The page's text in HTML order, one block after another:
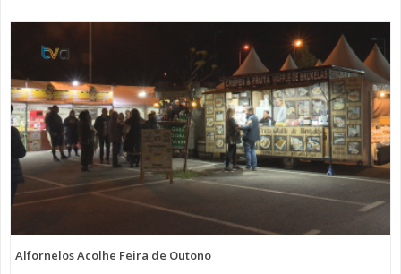
Alfornelos Acolhe Feira de Outono